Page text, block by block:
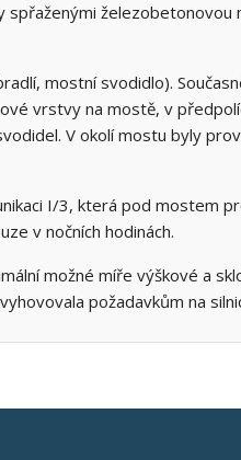
železobetonovou
mostní svodidlo).
vrstvy na mostě, v
V okolí mostu byly
I/3, která pod mostem
v nočních hodinách.
možné míře výškové a
požadavkům na